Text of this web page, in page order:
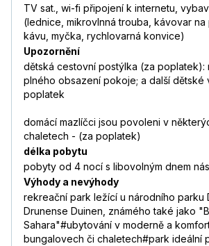
TV sat., wi-fi připojení k internetu,
(lednice, mikrovlnná trouba, kávovar
kávu, myčka, rychlovarná konvice)
Upozornění
dětská cestovní postýlka (za poplatek):
plného obsazení pokoje; a další dětské
poplatek
domácí mazlíčci jsou povoleni v
chaletech - (za poplatek)
délka pobytu
pobyty od 4 nocí s libovolným dnem
Výhody a nevýhody
rekreační park ležící u národního parku
Drunense Duinen, známého také jako
Sahara"#ubytování v moderně a
bungalovech či chaletech#park ideální